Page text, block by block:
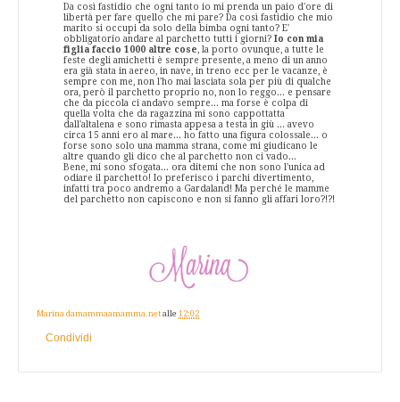
Da così fastidio che ogni tanto io mi prenda un paio d'ore di
libertà per fare quello che mi pare? Da così fastidio che mio
marito si occupi da solo della bimba ogni tanto? E'
obbligatorio andare al parchetto tutti i giorni? Io con mia
figlia faccio 1000 altre cose , la porto ovunque, a tutte le
feste degli amichetti è sempre presente, a meno di un anno
era già stata in aereo, in nave, in treno ecc per le vacanze, è
sempre con me, non l'ho mai lasciata sola per più di qualche
ora, però il parchetto proprio no, non lo reggo... e pensare
che da piccola ci andavo sempre... ma forse è colpa di
quella volta che da ragazzina mi sono cappottatta
dall'altalena e sono rimasta appesa a testa in giù ... avevo
circa 15 anni ero al mare... ho fatto una figura colossale... o
forse sono solo una mamma strana, come mi giudicano le
altre quando gli dico che al parchetto non ci vado...
Bene, mi sono sfogata... ora ditemi che non sono l'unica ad
odiare il parchetto! Io preferisco i parchi divertimento,
infatti tra poco andremo a Gardaland! Ma perché le mamme
del parchetto non capiscono e non si fanno gli affari loro?!?!
Marina damammaamamma.net alle 12:02
Condividi